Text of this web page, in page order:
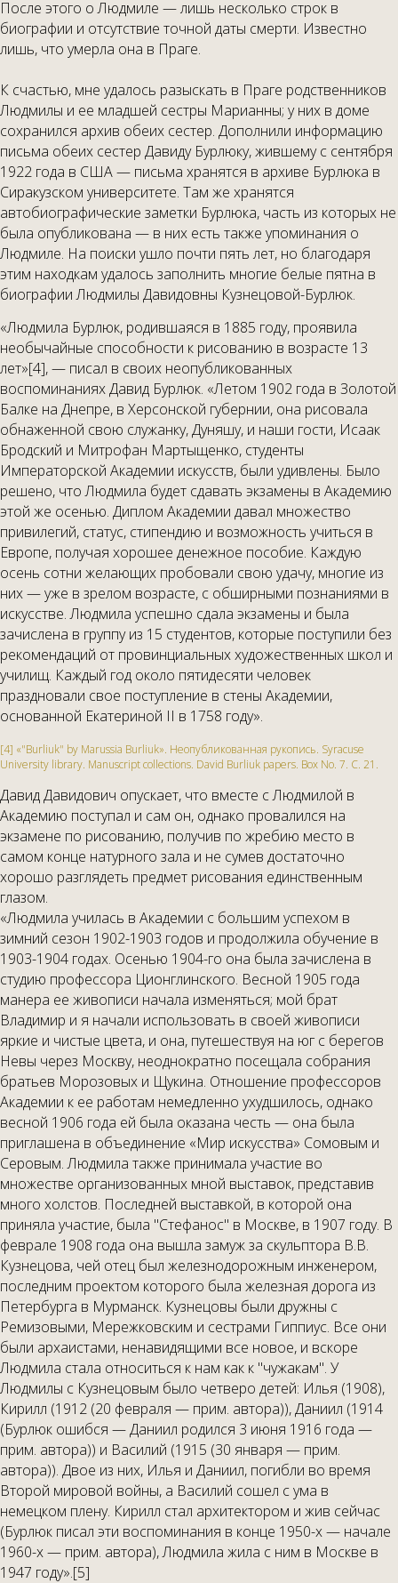
После этого о Людмиле — лишь несколько строк в
биографии и отсутствие точной даты смерти. Известно
лишь, что умерла она в Праге.
К счастью, мне удалось разыскать в Праге родственников
Людмилы и ее младшей сестры Марианны; у них в доме
сохранился архив обеих сестер. Дополнили информацию
письма обеих сестер Давиду Бурлюку, жившему с сентября
1922 года в США — письма хранятся в архиве Бурлюка в
Сиракузском университете. Там же хранятся
автобиографические заметки Бурлюка, часть из которых не
была опубликована — в них есть также упоминания о
Людмиле. На поиски ушло почти пять лет, но благодаря
этим находкам удалось заполнить многие белые пятна в
биографии Людмилы Давидовны Кузнецовой-Бурлюк.
«Людмила Бурлюк, родившаяся в 1885 году, проявила
необычайные способности к рисованию в возрасте 13
лет»[4], — писал в своих неопубликованных
воспоминаниях Давид Бурлюк. «Летом 1902 года в Золотой
Балке на Днепре, в Херсонской губернии, она рисовала
обнаженной свою служанку, Дуняшу, и наши гости, Исаак
Бродский и Митрофан Мартыщенко, студенты
Императорской Академии искусств, были удивлены. Было
решено, что Людмила будет сдавать экзамены в Академию
этой же осенью. Диплом Академии давал множество
привилегий, статус, стипендию и возможность учиться в
Европе, получая хорошее денежное пособие. Каждую
осень сотни желающих пробовали свою удачу, многие из
них — уже в зрелом возрасте, с обширными познаниями в
искусстве. Людмила успешно сдала экзамены и была
зачислена в группу из 15 студентов, которые поступили без
рекомендаций от провинциальных художественных школ и
училищ. Каждый год около пятидесяти человек
праздновали свое поступление в стены Академии,
основанной Екатериной II в 1758 году».
[4] «"Burliuk" by Marussia Burliuk». Неопубликованная рукопись. Syracuse
University library. Manuscript collections. David Burliuk papers. Box No. 7. С. 21.
Давид Давидович опускает, что вместе с Людмилой в
Академию поступал и сам он, однако провалился на
экзамене по рисованию, получив по жребию место в
самом конце натурного зала и не сумев достаточно
хорошо разглядеть предмет рисования единственным
глазом.
«Людмила училась в Академии с большим успехом в
зимний сезон 1902-1903 годов и продолжила обучение в
1903-1904 годах. Осенью 1904-го она была зачислена в
студию профессора Ционглинского. Весной 1905 года
манера ее живописи начала изменяться; мой брат
Владимир и я начали использовать в своей живописи
яркие и чистые цвета, и она, путешествуя на юг с берегов
Невы через Москву, неоднократно посещала собрания
братьев Морозовых и Щукина. Отношение профессоров
Академии к ее работам немедленно ухудшилось, однако
весной 1906 года ей была оказана честь — она была
приглашена в объединение «Мир искусства» Сомовым и
Серовым. Людмила также принимала участие во
множестве организованных мной выставок, представив
много холстов. Последней выставкой, в которой она
приняла участие, была "Стефанос" в Москве, в 1907 году. В
феврале 1908 года она вышла замуж за скульптора В.В.
Кузнецова, чей отец был железнодорожным инженером,
последним проектом которого была железная дорога из
Петербурга в Мурманск. Кузнецовы были дружны с
Ремизовыми, Мережковским и сестрами Гиппиус. Все они
были архаистами, ненавидящими все новое, и вскоре
Людмила стала относиться к нам как к "чужакам". У
Людмилы с Кузнецовым было четверо детей: Илья (1908),
Кирилл (1912 (20 февраля — прим. автора)), Даниил (1914
(Бурлюк ошибся — Даниил родился 3 июня 1916 года —
прим. автора)) и Василий (1915 (30 января — прим.
автора)). Двое из них, Илья и Даниил, погибли во время
Второй мировой войны, а Василий сошел с ума в
немецком плену. Кирилл стал архитектором и жив сейчас
(Бурлюк писал эти воспоминания в конце 1950-х — начале
1960-х — прим. автора), Людмила жила с ним в Москве в
1947 году».[5]